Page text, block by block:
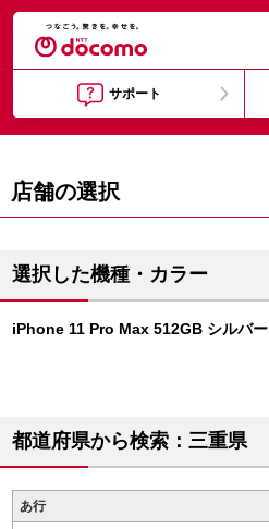
サポート
店舗の選択
選択した機種・カラー
iPhone 11 Pro Max 512GB シルバー
都道府県から検索：三重県
あ行